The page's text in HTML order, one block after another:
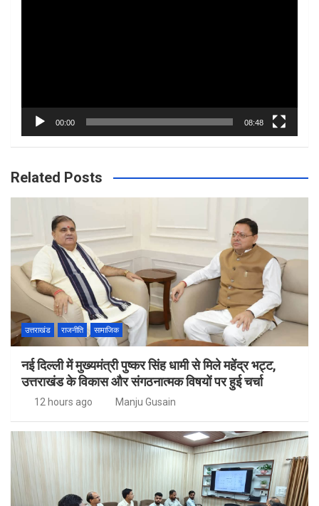
00:00 08:48
Related Posts
उत्तराखंड राजनीति सामाजिक
नई दिल्ली में मुख्यमंत्री पुष्कर सिंह धामी से मिले महेंद्र भट्ट,
उत्तराखंड के विकास और संगठनात्मक विषयों पर हुई चर्चा
12 hours ago Manju Gusain